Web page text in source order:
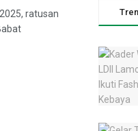
ratusan